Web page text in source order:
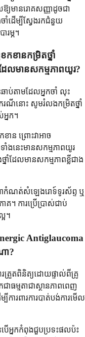
យមានរោគសញ្ញាដូចជា
ាំដើម្បីស្វែងរកជំនួយ
រម្ភ។
កខានកម្រិតថ្នាំ
លមានសកម្មភាពយូរ?
ាប់តាមដែលអ្នកចាំ លុះ
ករណីនោះ សូមរំលងកម្រិតថ្នាំ
នក។
ាន ព្រោះវាអាច
ងនេះមានសកម្មភាពយូរ
នាំដែលមានសកម្មភាពខ្លីជាង
ាកំណត់សំឡេងរោទ៍ទូរស័ព្ទ ឬ
គ។ ការប្រើប្រាស់ជាប់
អ។
Antiglaucoma
ា?
រត្រួតពិនិត្យដោយផ្ទាល់ពីគ្រូ
ាធម្មតាជាស្ថានភាពពេញ
បីការពារការបាត់បង់ការមើល
នបើអ្នកកំពុងជួបប្រទះផលប៉ះ